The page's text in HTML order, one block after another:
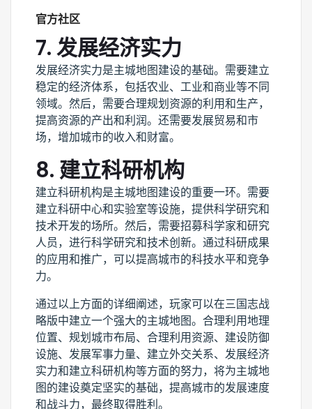
官方社区
7. 发展经济实力
发展经济实力是主城地图建设的基础。需要建立
稳定的经济体系，包括农业、工业和商业等不同
领域。然后，需要合理规划资源的利用和生产，
提高资源的产出和利润。还需要发展贸易和市
场，增加城市的收入和财富。
8. 建立科研机构
建立科研机构是主城地图建设的重要一环。需要
建立科研中心和实验室等设施，提供科学研究和
技术开发的场所。然后，需要招募科学家和研究
人员，进行科学研究和技术创新。通过科研成果
的应用和推广，可以提高城市的科技水平和竞争
力。
通过以上方面的详细阐述，玩家可以在三国志战
略版中建立一个强大的主城地图。合理利用地理
位置、规划城市布局、合理利用资源、建设防御
设施、发展军事力量、建立外交关系、发展经济
实力和建立科研机构等方面的努力，将为主城地
图的建设奠定坚实的基础，提高城市的发展速度
和战斗力，最终取得胜利。